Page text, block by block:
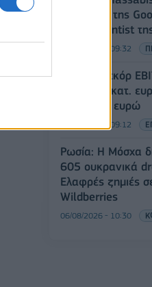
Πρόεδρος της
Chief Scientist
06/08/2026 - 09:32
Metlen: Ρεκόρ
στα 550 εκατ.
313 εκατ. ευρώ
06/08/2026 - 09:12
Ρωσία: Η Μόσχα
605 ουκρανικά
Ελαφρές ζημιές
Wildberries
06/08/2026 - 10:30